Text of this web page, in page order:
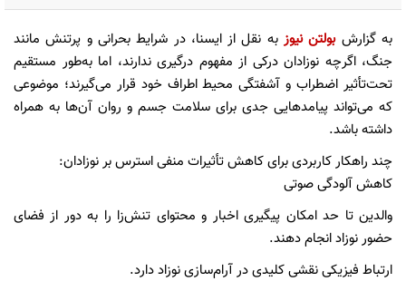
به گزارشبولتن نیوزبه نقل از ایسنا، در شرایط بحرانی و پرتنش مانند
جنگ، اگرچه نوزادان درکی از مفهوم درگیری ندارند، اما به‌طور مستقیم
تحت‌تأثیر اضطراب و آشفتگی محیط اطراف خود قرار می‌گیرند؛ موضوعی
که می‌تواند پیامدهایی جدی برای سلامت جسم و روان آن‌ها به همراه
داشته باشد.
چند راهکار کاربردی برای کاهش تأثیرات منفی استرس بر نوزادان:
کاهش آلودگی صوتی
والدین تا حد امکان پیگیری اخبار و محتوای تنش‌زا را به دور از فضای
حضور نوزاد انجام دهند.
ارتباط فیزیکی نقشی کلیدی در آرام‌سازی نوزاد دارد.